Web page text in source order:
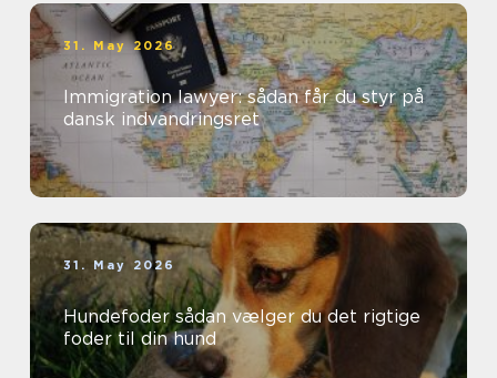
31. May 2026
Immigration lawyer: sådan får du styr på
dansk indvandringsret
31. May 2026
Hundefoder sådan vælger du det rigtige
foder til din hund